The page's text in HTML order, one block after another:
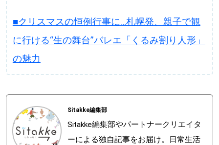
■クリスマスの恒例行事に…札幌発、親子で観
に行ける“生の舞台”バレエ「くるみ割り人形」
の魅力
Sitakke編集部
Sitakke編集部やパートナークリエイタ
ーによる独自記事をお届け。日常生活